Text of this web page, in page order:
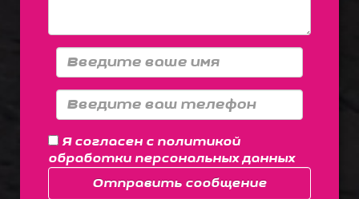
Я согласен с политикой
обработки персональных данных
Отправить сообщение